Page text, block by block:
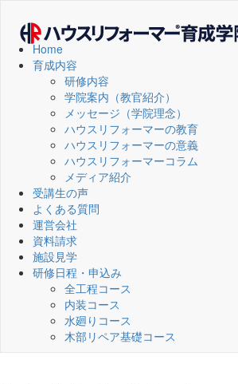
Home
育成内容
研修内容
学院案内（教官紹介）
メッセージ（学院理念）
ハウスリフォーマーの教育
ハウスリフォーマーの意義
ハウスリフォーマーコラム
メディア紹介
受講生の声
よくある質問
運営会社
資料請求
施設見学
研修日程・申込み
全工程コース
内装コース
水廻りコース
木部リペア基礎コース